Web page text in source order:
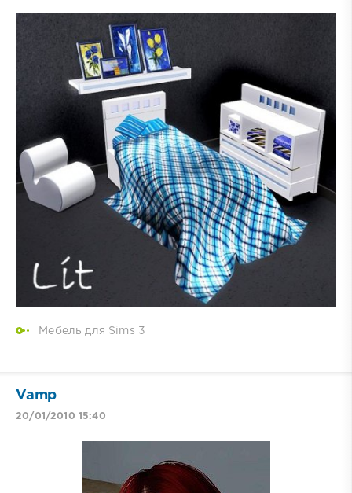
Мебель для Sims 3
Vamp
20/01/2010 15:40